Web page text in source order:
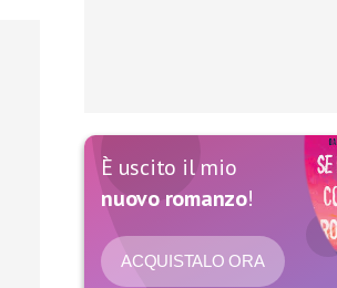
È uscito il mio
nuovo romanzo!
ACQUISTALO ORA